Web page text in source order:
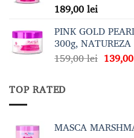
Evaluat la
5.00din 5
189,00lei
PINK GOLD
300g, NATUREZA
159,00lei Prețul
139,00
TOP RATED
MASCA